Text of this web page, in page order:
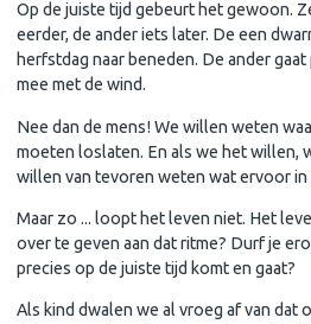
Op de juiste tijd gebeurt het gewoon.
eerder, de ander iets later. De een
herfstdag naar beneden. De ander
mee met de wind.
Nee dan de mens! We willen weten
moeten loslaten. En als we het willen,
willen van tevoren weten wat ervoor in
Maar zo ... loopt het leven niet. Het
over te geven aan dat ritme? Durf je
precies op de juiste tijd komt en gaat?
Als kind dwalen we al vroeg af van dat